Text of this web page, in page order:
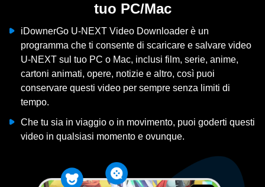
tuo PC/Mac
iDownerGo U-NEXT Video Downloader è un
programma che ti consente di scaricare e salvare video
U-NEXT sul tuo PC o Mac, inclusi film, serie, anime,
cartoni animati, opere, notizie e altro, così puoi
conservare questi video per sempre senza limiti di
tempo.
Che tu sia in viaggio o in movimento, puoi goderti questi
video in qualsiasi momento e ovunque.